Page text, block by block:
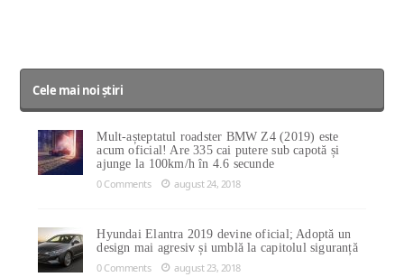
Cele mai noi știri
Mult-așteptatul roadster BMW Z4 (2019) este
acum oficial! Are 335 cai putere sub capotă și
ajunge la 100km/h în 4.6 secunde
0 Comments
august 24, 2018
Hyundai Elantra 2019 devine oficial; Adoptă un
design mai agresiv și umblă la capitolul siguranță
0 Comments
august 23, 2018